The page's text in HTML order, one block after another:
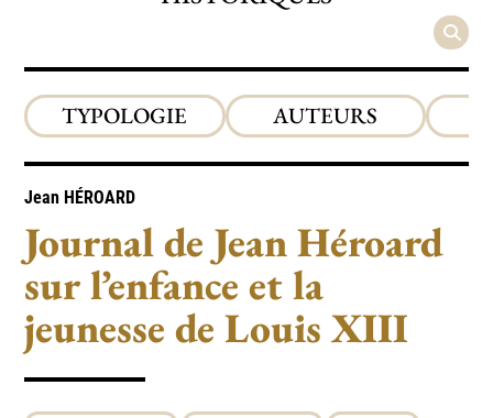
TYPOLOGIE AUTEURS
Jean HÉROARD
Journal de Jean Héroard
sur l’enfance et la
jeunesse de Louis XIII